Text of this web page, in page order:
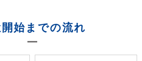
始までの流れ